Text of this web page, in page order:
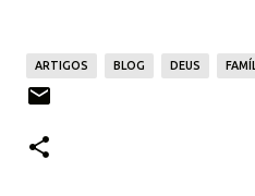
ARTIGOS BLOG DEUS